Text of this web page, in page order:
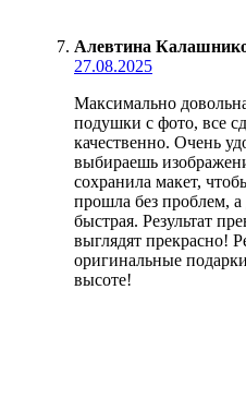
Алевтина
27.08.2025
Максимально
подушки с фото, все
качественно. Очень
выбираешь
сохранила макет,
прошла без проблем, а
быстрая. Результат
выглядят прекрасно!
оригинальные
высоте!